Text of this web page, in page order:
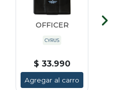
OFFICER
CYRUS
$ 33.990
Agregar al carro